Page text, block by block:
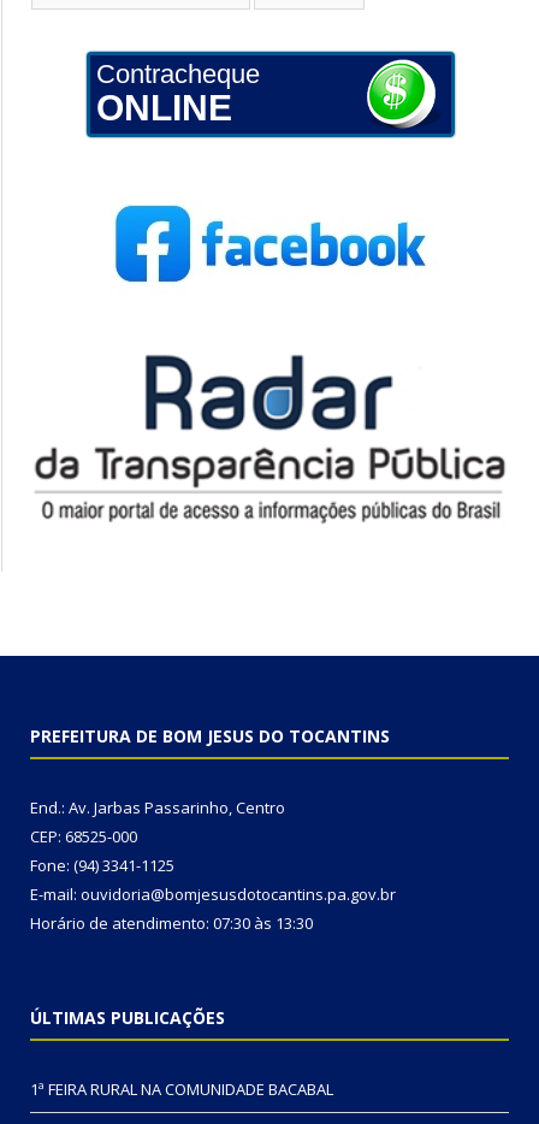
Contracheque
ONLINE
PREFEITURA DE BOM JESUS DO TOCANTINS
End.: Av. Jarbas Passarinho, Centro
CEP: 68525-000
Fone: (94) 3341-1125
E-mail: ouvidoria@bomjesusdotocantins.pa.gov.br
Horário de atendimento: 07:30 às 13:30
ÚLTIMAS PUBLICAÇÕES
1ª FEIRA RURAL NA COMUNIDADE BACABAL